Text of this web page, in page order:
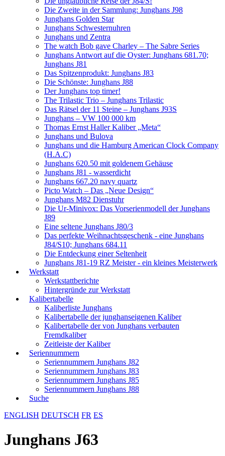
Die Zweite in der Sammlung: Junghans J98
Junghans Golden Star
Junghans Schwesternuhren
Junghans und Zentra
The watch Bob gave Charley – The Sabre Series
Junghans Antwort auf die Oyster: Junghans 681.70;
Junghans J81
Das Spitzenprodukt: Junghans J83
Die Schönste: Junghans J88
Der Junghans top timer!
The Trilastic Trio – Junghans Trilastic
Das Rätsel der 11 Steine – Junghans J93S
Junghans – VW 100 000 km
Thomas Ernst Haller Kaliber „Meta“
Junghans und Bulova
Junghans und die Hamburg American Clock Company
(H.A.C)
Junghans 620.50 mit goldenem Gehäuse
Junghans J81 - wasserdicht
Junghans 667.20 navy quartz
Picto Watch – Das „Neue Design“
Junghans M82 Dienstuhr
Die Ur-Minivox: Das Vorserienmodell der Junghans
J89
Eine seltene Junghans J80/3
Das perfekte Weihnachtsgeschenk - eine Junghans
J84/S10; Junghans 684.11
Die Entdeckung einer Seltenheit
Junghans J81-19 RZ Meister - ein kleines Meisterwerk
Werkstatt
Werkstattberichte
Hintergründe zur Werkstatt
Kalibertabelle
Kaliberliste Junghans
Kalibertabelle der junghanseigenen Kaliber
Kalibertabelle der von Junghans verbauten
Fremdkaliber
Zeitleiste der Kaliber
Seriennummern
Seriennummern Junghans J82
Seriennummern Junghans J83
Seriennummern Junghans J85
Seriennummern Junghans J88
Suche
ENGLISH DEUTSCH FR ES
Junghans J63